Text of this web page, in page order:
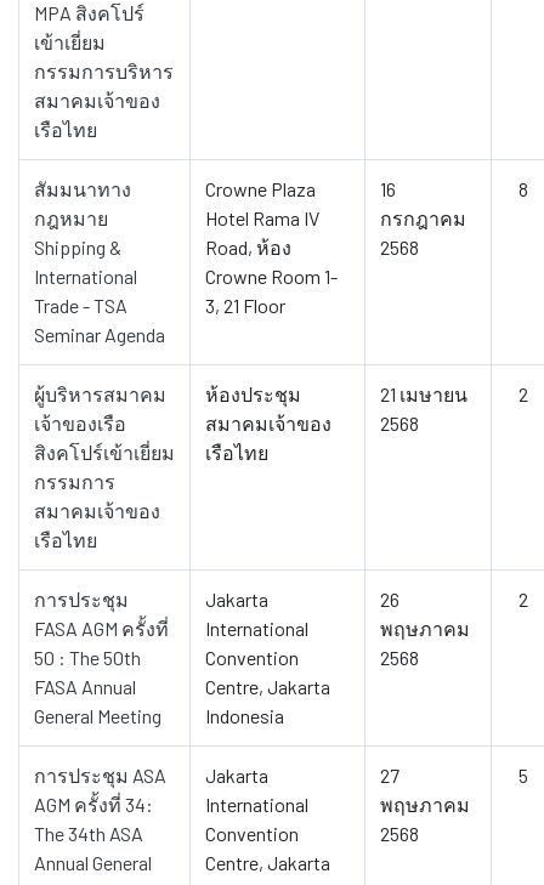
MPA สิงคโปร์
เข้าเยี่ยม
กรรมการบริหาร
สมาคมเจ้าของ
เรือไทย
สัมมนาทาง
กฎหมาย
Shipping &
International
Trade - TSA
Seminar Agenda
Crowne Plaza
Hotel Rama IV
Road, ห้อง
Crowne Room 1-
3, 21 Floor
16
กรกฎาคม
2568
8
ผู้บริหารสมาคม
เจ้าของเรือ
สิงคโปร์เข้าเยี่ยม
กรรมการ
สมาคมเจ้าของ
เรือไทย
ห้องประชุม
สมาคมเจ้าของ
เรือไทย
21 เมษายน
2568
2
การประชุม
FASA AGM ครั้งที่
50 : The 50th
FASA Annual
General Meeting
Jakarta
International
Convention
Centre, Jakarta
Indonesia
26
พฤษภาคม
2568
2
การประชุม ASA
AGM ครั้งที่ 34:
The 34th ASA
Annual General
Jakarta
International
Convention
Centre, Jakarta
27
พฤษภาคม
2568
5